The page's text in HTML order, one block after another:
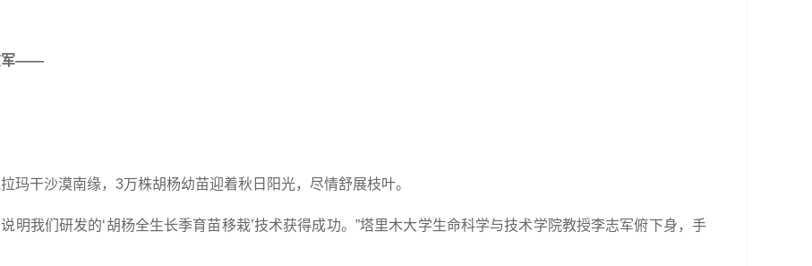
军——
玛干沙漠南缘，3万株胡杨幼苗迎着秋日阳光，尽情舒展枝叶。
明我们研发的‘胡杨全生长季育苗移栽’技术获得成功。”塔里木大学生命科学与技术学院教授李志军俯下身，手